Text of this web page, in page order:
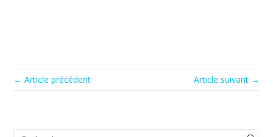
← Article précédent Article suivant →